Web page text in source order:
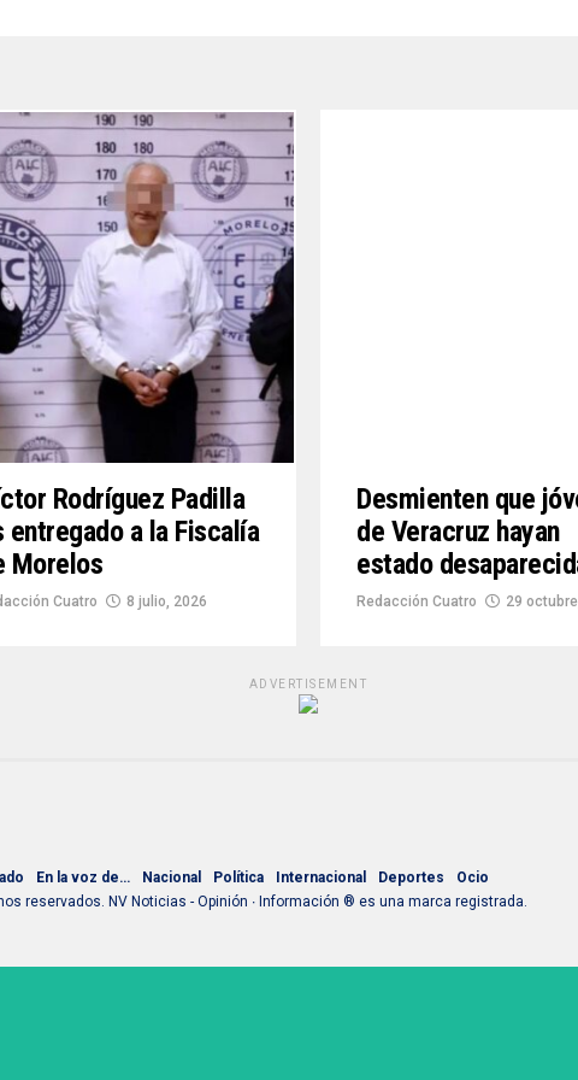
Rodríguez Padilla
entregado a la Fiscalía
Morelos
Cuatro 8 julio, 2026
Desmienten que
de Veracruz hayan
estado
Redacción Cuatro 29
ADVERTISEMENT
En la voz de… Nacional Política Internacional Deportes
Ocio
reservados. NV Noticias - Opinión ∙ Información ® es una marca registrada.